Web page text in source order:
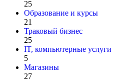
25
Образование и курсы
21
Траковый бизнес
25
IT, компьютерные услуги
5
Магазины
27